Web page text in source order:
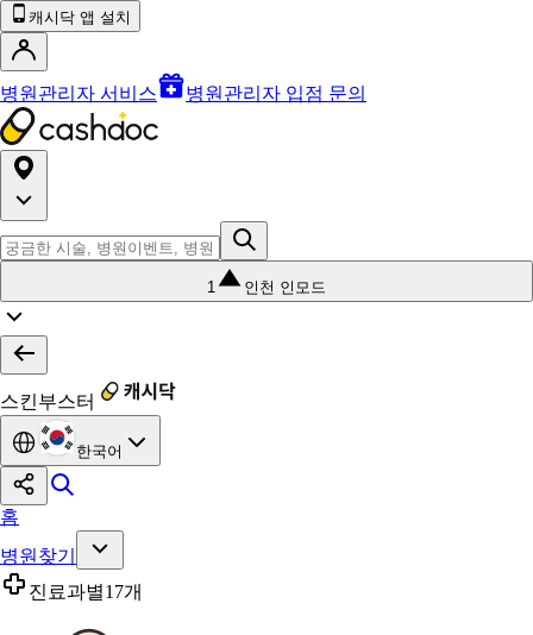
캐시닥 앱 설치
병원관리자 서비스 병원관리자 입점 문의
1 인천 인모드
스킨부스터
한국어
홈
병원찾기
진료과별17개